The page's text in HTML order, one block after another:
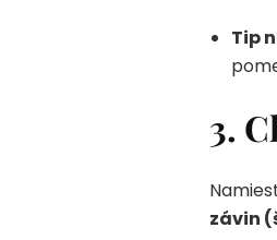
Tip
3.
závin